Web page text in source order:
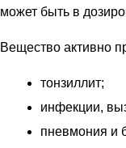
может быть в
Вещество активно
тонзиллит;
инфекции,
пневмония и